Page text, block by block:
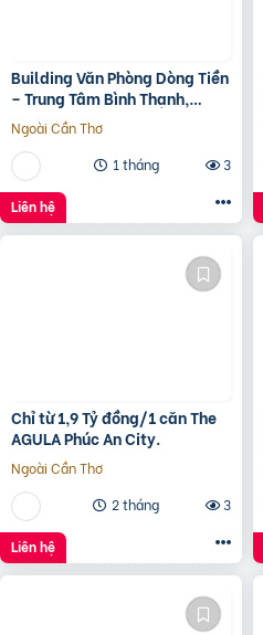
Building Văn Phòng Dòng Tiền
– Trung Tâm Bình Thạnh,
Tp.hcm Chỉ 100Tr/M2 Đất
Ngoài Cần Thơ
1 tháng
3
Liên hệ
Chỉ từ 1,9 Tỷ đồng/1 căn The
AGULA Phúc An City.
Ngoài Cần Thơ
2 tháng
3
Liên hệ